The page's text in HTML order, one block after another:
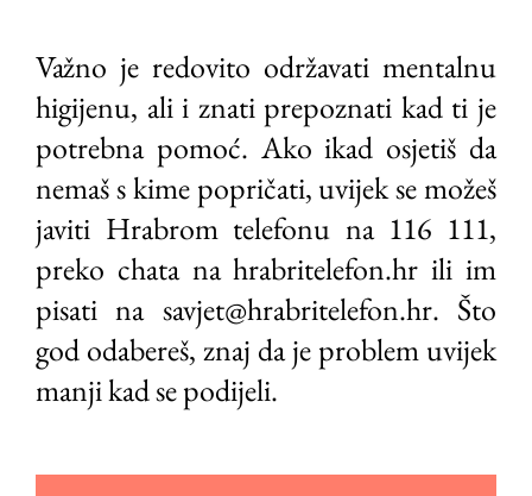
Važno je redovito održavati mentalnu
higijenu, ali i znati prepoznati kad ti je
potrebna pomoć. Ako ikad osjetiš da
nemaš s kime popričati, uvijek se možeš
javiti Hrabrom telefonu na 116 111,
preko chata na hrabritelefon.hr ili im
pisati na savjet@hrabritelefon.hr. Što
god odabereš, znaj da je problem uvijek
manji kad se podijeli.